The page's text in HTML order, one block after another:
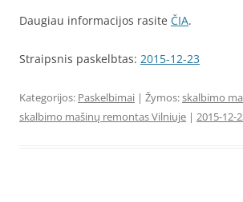
Daugiau informacijos rasite ČIA.
Straipsnis paskelbtas: 2015-12-23
Kategorijos: Paskelbimai | Žymos:skalbimo
skalbimo mašinų remontas Vilniuje | 2015-12-